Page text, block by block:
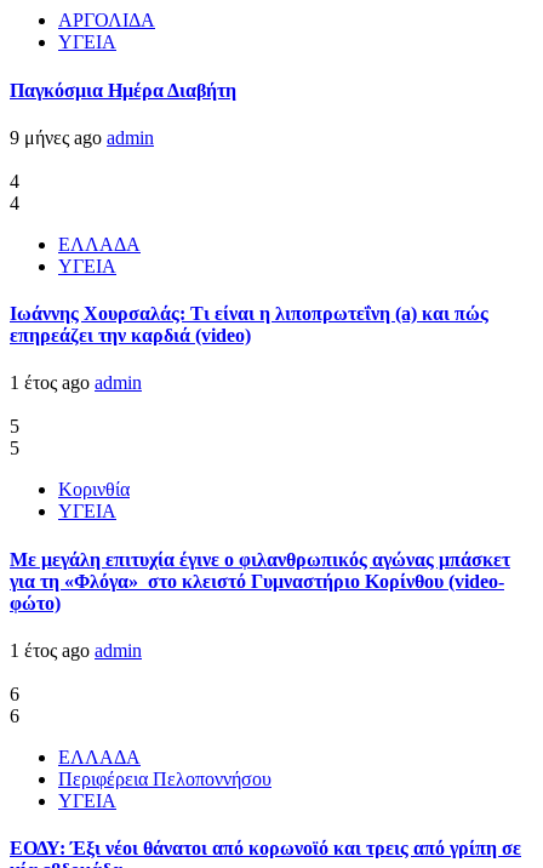
ΑΡΓΟΛΙΔΑ
ΥΓΕΙΑ
Παγκόσμια Ημέρα Διαβήτη
9 μήνες ago admin
4
4
ΕΛΛΑΔΑ
ΥΓΕΙΑ
Ιωάννης Χουρσαλάς: Τι είναι η λιποπρωτεΐνη (a) και πώς
επηρεάζει την καρδιά (video)
1 έτος ago admin
5
5
Κορινθία
ΥΓΕΙΑ
Με μεγάλη επιτυχία έγινε ο φιλανθρωπικός αγώνας μπάσκετ
για τη «Φλόγα» στο κλειστό Γυμναστήριο Κορίνθου (video-
φώτο)
1 έτος ago admin
6
6
ΕΛΛΑΔΑ
Περιφέρεια Πελοποννήσου
ΥΓΕΙΑ
ΕΟΔΥ: Έξι νέοι θάνατοι από κορωνοϊό και τρεις από γρίπη σε